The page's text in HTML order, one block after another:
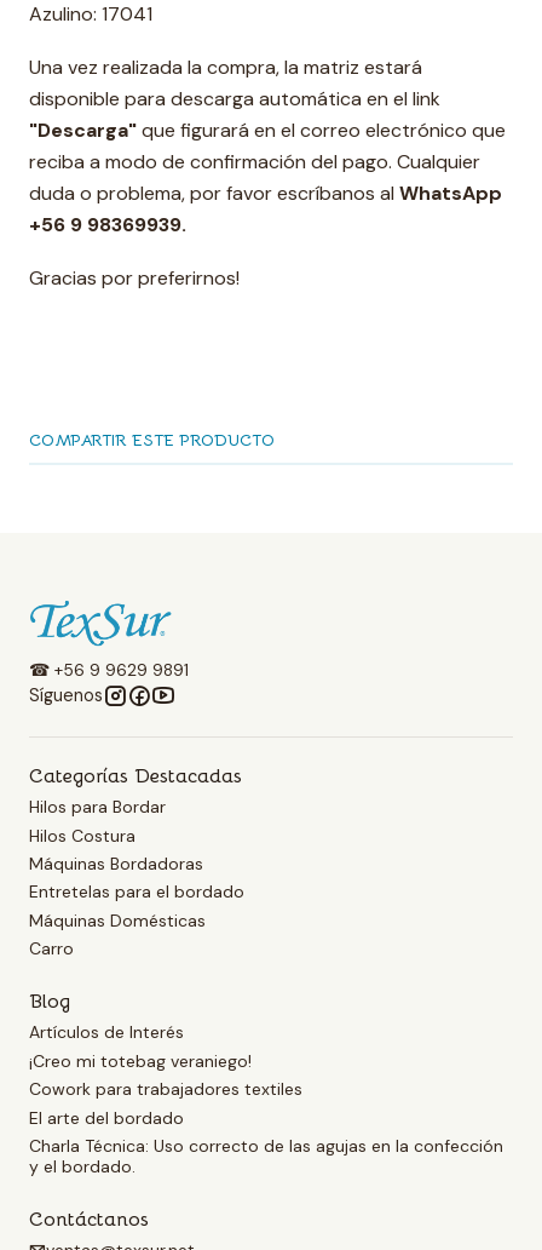
Azulino: 17041
Una vez realizada la compra, la matriz estará
disponible para descarga automática en el link
"Descarga"que figurará en el correo electrónico que
reciba a modo de confirmación del pago. Cualquier
duda o problema, por favor escríbanos al WhatsApp
+56 9 98369939.
Gracias por preferirnos!
COMPARTIR ESTE PRODUCTO
☎ +56 9 9629 9891
Síguenos
Categorías Destacadas
Hilos para Bordar
Hilos Costura
Máquinas Bordadoras
Entretelas para el bordado
Máquinas Domésticas
Carro
Blog
Artículos de Interés
¡Creo mi totebag veraniego!
Cowork para trabajadores textiles
El arte del bordado
Charla Técnica: Uso correcto de las agujas en la confección
y el bordado.
Contáctanos